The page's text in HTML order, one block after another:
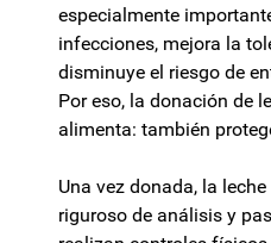
especialmente
infecciones, mejora la
disminuye el riesgo de
Por eso, la donación de
alimenta: también
Una vez donada, la
riguroso de análisis y